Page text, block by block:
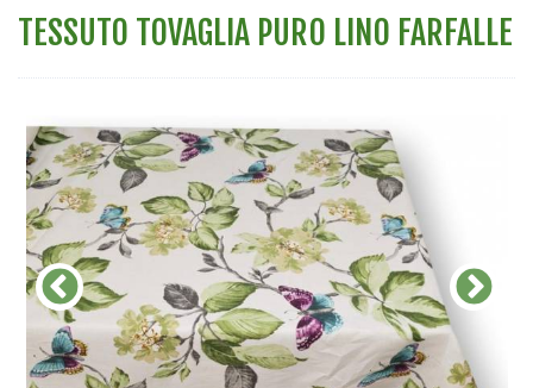
TESSUTO TOVAGLIA PURO LINO FARFALLE